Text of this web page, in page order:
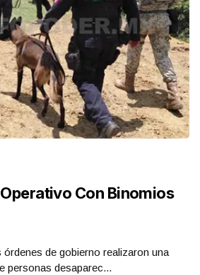
Con Binomios
de gobierno realizaron una
personas desaparec...